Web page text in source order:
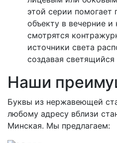
этой серии помогает
объекту в вечерние
смотрятся
источники света
создавая светящийся
Наши
Буквы из нержавеющей
любому адресу вблизи
Минская. Мы предлагаем: